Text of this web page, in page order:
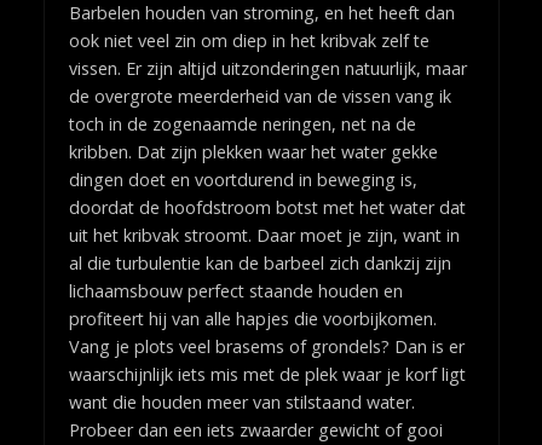
Barbelen houden van stroming, en het heeft dan
ook niet veel zin om diep in het kribvak zelf te
vissen. Er zijn altijd uitzonderingen natuurlijk, maar
de overgrote meerderheid van de vissen vang ik
toch in de zogenaamde neringen, net na de
kribben. Dat zijn plekken waar het water gekke
dingen doet en voortdurend in beweging is,
doordat de hoofdstroom botst met het water dat
uit het kribvak stroomt. Daar moet je zijn, want in
al die turbulentie kan de barbeel zich dankzij zijn
lichaamsbouw perfect staande houden en
profiteert hij van alle hapjes die voorbijkomen.
Vang je plots veel brasems of grondels? Dan is er
waarschijnlijk iets mis met de plek waar je korf ligt
want die houden meer van stilstaand water.
Probeer dan een iets zwaarder gewicht of gooi